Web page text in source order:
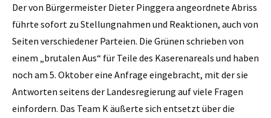
Der von Bürgermeister Dieter Pinggera angeordnete Abriss
führte sofort zu Stellungnahmen und Reaktionen, auch von
Seiten verschiedener Parteien. Die Grünen schrieben von
einem „brutalen Aus“ für Teile des Kaserenareals und haben
noch am 5. Oktober eine Anfrage eingebracht, mit der sie
Antworten seitens der Landesregierung auf viele Fragen
einfordern. Das Team K äußerte sich entsetzt über die